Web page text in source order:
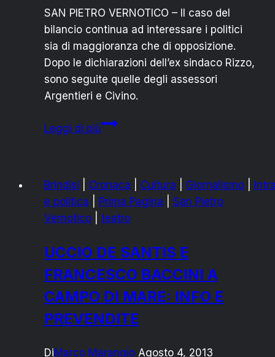
SAN PIETRO VERNOTICO – Il caso del
bilancio continua ad interessare i politici
sia di maggioranza che di opposizione.
Dopo le dichiarazioni dell’ex sindaco Rizzo,
sono seguite quelle degli assessori
Argentieri e Civino.
Leggi di piùSan
Rizzo
risponde
a
ed
Argentieri
Brindisi Cronaca Cultura Giornalismo
e politica
Prima Pagina
San Pietro
Vernotico
teatro
UCCIO DE SANTIS E
FRANCESCO BACCINI A
CAMPO DI MARE: INFO E
PREVENDITE
DiMarco Marangio Agosto 4, 2013